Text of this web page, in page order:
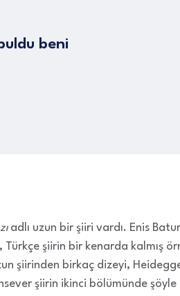
beni
adlı uzun bir şiiri vardı. Enis
şiirin bir kenarda kalmış
şiirinden birkaç dizeyi,
şiirin ikinci bölümünde şöyle